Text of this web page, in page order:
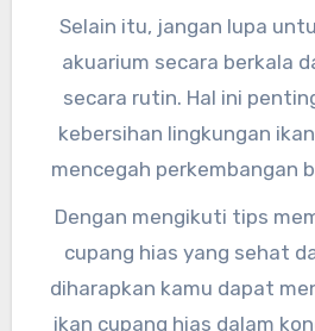
akan membantu
kecantikan cupang hias,”
Johnson, seorang ahli
Universitas
Selain itu, jangan lupa
akuarium secara berkala
secara rutin. Hal ini
kebersihan lingkungan
mencegah perkembangan
“Membersihkan akuarium
secara rutin adalah
merawat cupang hias yang
tambah Dr.
Dengan mengikuti tips
cupang hias yang sehat
diharapkan kamu dapat
ikan cupang hias dalam